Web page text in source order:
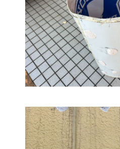
屋根
よくあ
ニュ
会社